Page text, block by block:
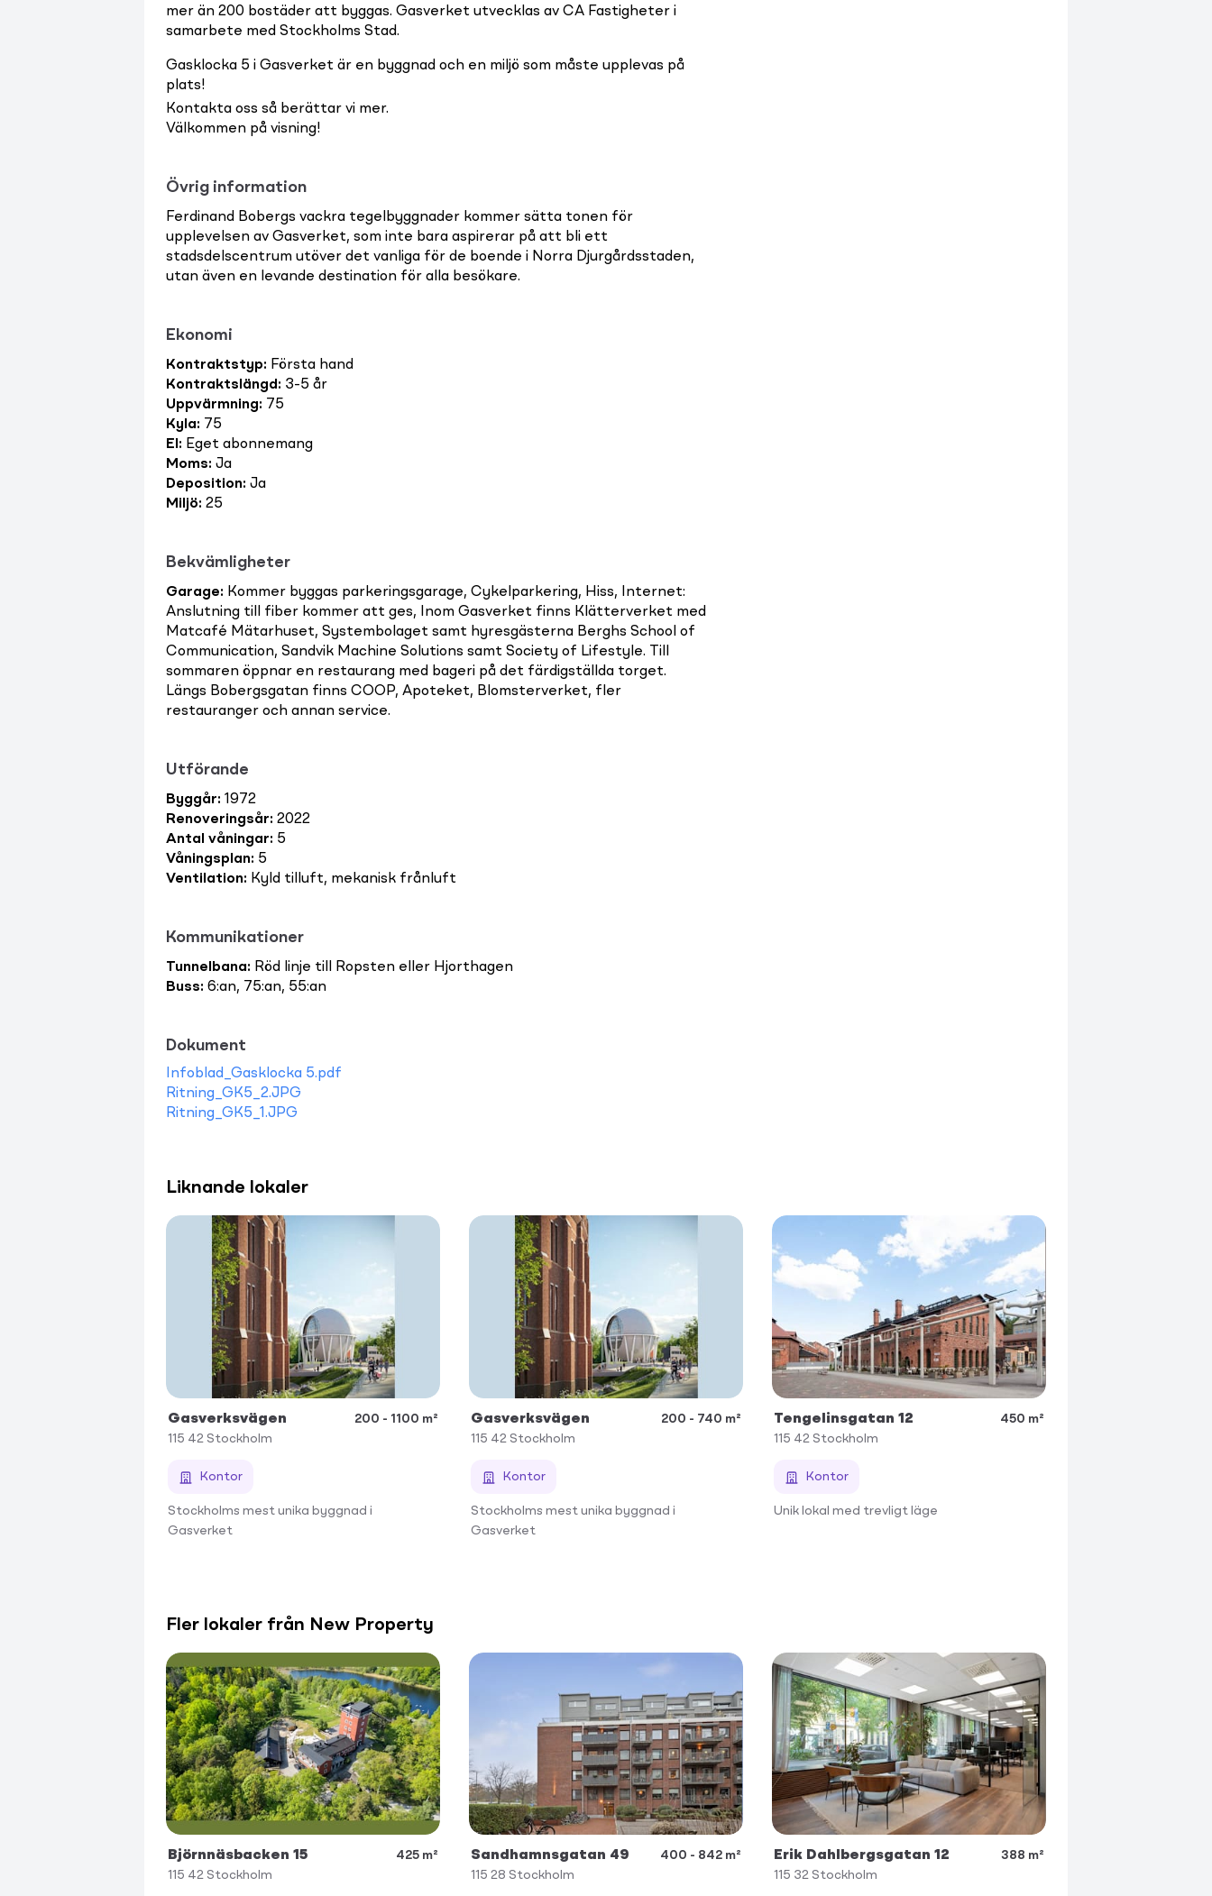
mer än 200 bostäder att byggas. Gasverket utvecklas av CA Fastigheter i
samarbete med Stockholms Stad.
Gasklocka 5 i Gasverket är en byggnad och en miljö som måste upplevas på
plats!
Kontakta oss så berättar vi mer.
Välkommen på visning!
Övrig information
Ferdinand Bobergs vackra tegelbyggnader kommer sätta tonen för
upplevelsen av Gasverket, som inte bara aspirerar på att bli ett
stadsdelscentrum utöver det vanliga för de boende i Norra Djurgårdsstaden,
utan även en levande destination för alla besökare.
Ekonomi
Kontraktstyp: Första hand
Kontraktslängd : 3-5 år
Uppvärmning: 75
Kyla: 75
El : Eget abonnemang
Moms: Ja
Deposition: Ja
Miljö: 25
Bekvämligheter
Garage: Kommer byggas parkeringsgarage, Cykelparkering, Hiss, Internet:
Anslutning till fiber kommer att ges, Inom Gasverket finns Klätterverket med
Matcafé Mätarhuset, Systembolaget samt hyresgästerna Berghs School of
Communication, Sandvik Machine Solutions samt Society of Lifestyle. Till
sommaren öppnar en restaurang med bageri på det färdigställda torget.
Längs Bobergsgatan finns COOP, Apoteket, Blomsterverket, fler
restauranger och annan service.
Utförande
Byggår: 1972
Renoveringsår: 2022
Antal våningar: 5
Våningsplan: 5
Ventilation: Kyld tilluft, mekanisk frånluft
Kommunikationer
Tunnelbana: Röd linje till Ropsten eller Hjorthagen
Buss: 6:an, 75:an, 55:an
Dokument
Infoblad_Gasklocka 5.pdf
Ritning_GK5_2.JPG
Ritning_GK5_1.JPG
Liknande lokaler
Gasverksvägen
200 - 1100 m²
115 42 Stockholm
Kontor
Stockholms mest unika byggnad i
Gasverket
Gasverksvägen
200 - 740 m²
115 42 Stockholm
Kontor
Stockholms mest unika byggnad i
Gasverket
Tengelinsgatan 12
450 m²
115 42 Stockholm
Kontor
Unik lokal med trevligt läge
Fler lokaler från New Property
Björnnäsbacken 15
425 m²
115 42 Stockholm
Sandhamnsgatan 49
400 - 842 m²
115 28 Stockholm
Erik Dahlbergsgatan 12
388 m²
115 32 Stockholm